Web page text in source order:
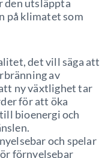
den utsläppta
på klimatet som
det vill säga att
av
ny växtlighet tar
för att öka
bioenergi och
och spelar
förnyelsebar